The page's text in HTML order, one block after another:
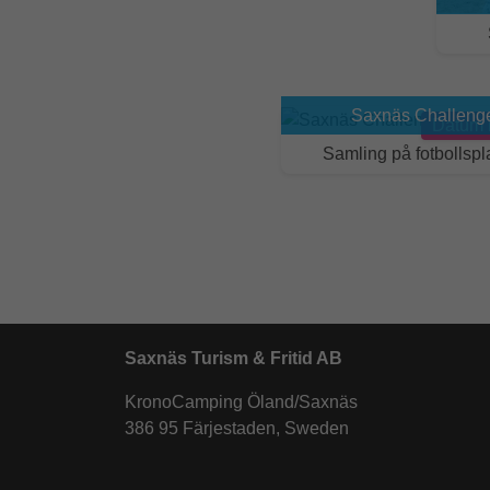
Datum
Saxnäs
Samling på
Saxnäs Turism & Fritid AB
KronoCamping Öland/Saxnäs
386 95 Färjestaden, Sweden